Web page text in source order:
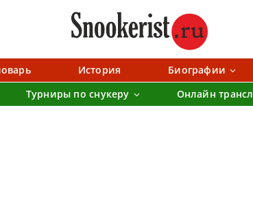
История Биографии
Турниры по снукеру Онлайн